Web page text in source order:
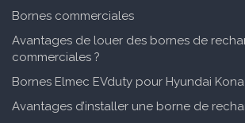
Bornes commerciales
Avantages de louer des bornes de
commerciales ?
Bornes Elmec EVduty pour Hyundai
Avantages d’installer une borne de